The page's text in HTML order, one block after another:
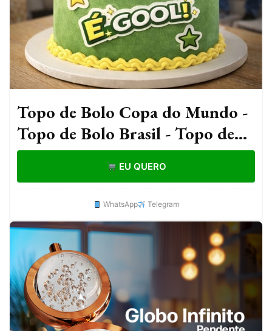
Topo de Bolo Copa do Mundo -
Topo de Bolo Brasil - Topo de
Bolo Futebol
EU QUERO
WhatsApp Telegram